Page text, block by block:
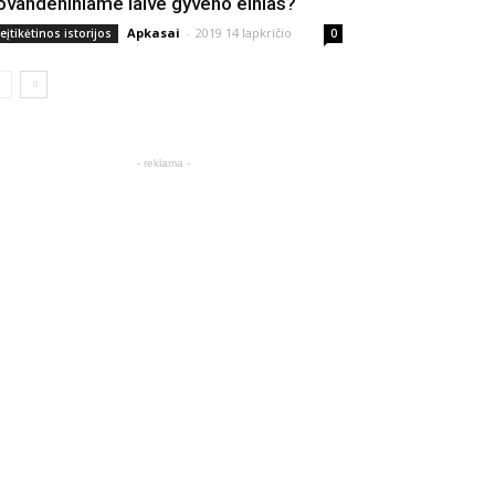
istorijos Apkasai - 2019 14 lapkričio 0
- reklama -